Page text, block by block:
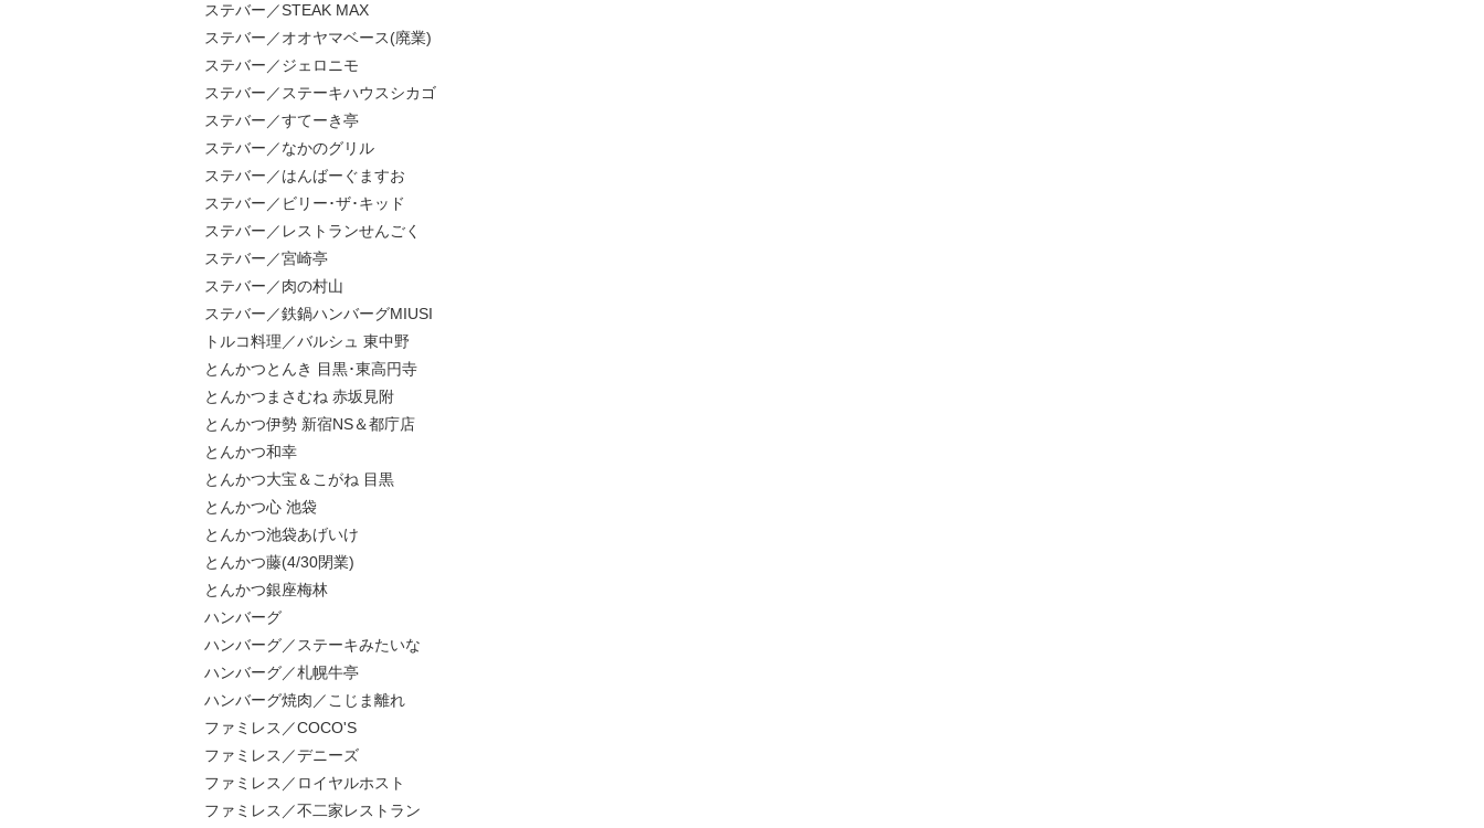
ステバー／STEAK MAX
ステバー／オオヤマベース(廃業)
ステバー／ジェロニモ
ステバー／ステーキハウスシカゴ
ステバー／すてーき亭
ステバー／なかのグリル
ステバー／はんばーぐますお
ステバー／ビリー･ザ･キッド
ステバー／レストランせんごく
ステバー／宮崎亭
ステバー／肉の村山
ステバー／鉄鍋ハンバーグMIUSI
トルコ料理／バルシュ 東中野
とんかつとんき 目黒･東高円寺
とんかつまさむね 赤坂見附
とんかつ伊勢 新宿NS＆都庁店
とんかつ和幸
とんかつ大宝＆こがね 目黒
とんかつ心 池袋
とんかつ池袋あげいけ
とんかつ藤(4/30閉業)
とんかつ銀座梅林
ハンバーグ
ハンバーグ／ステーキみたいな
ハンバーグ／札幌牛亭
ハンバーグ焼肉／こじま離れ
ファミレス／COCO'S
ファミレス／デニーズ
ファミレス／ロイヤルホスト
ファミレス／不二家レストラン